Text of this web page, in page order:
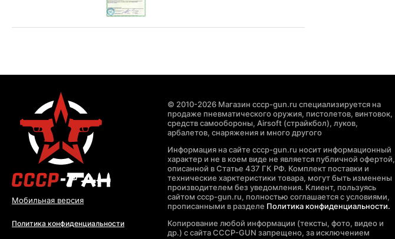
Мобильная версия
Политика конфиденциальности
© 2010-2026 Магазин cccp-gun.ru специализируется на
продаже пневматического оружия, пистолетов, винтовок,
средств самообороны, Airsoft (страйкбол), луков,
арбалетов, снаряжения и много другого
Информация на сайте cccp-gun.ru носит информационный
характер и не в коем виде не является публичной офертой,
описанной в Статье 437 ГК РФ. Комплект поставки и
технические харктеристики товара, могут быть изменены
производителем без уведомления. Клиент, пользуясь
сайтом cccp-gun.ru, полностью соглашается с условиями,
прописанными в разделе Политика конфиденциальности.
Копирование любой информации (тексты, фото, видео и
др.) с сайта CCCP-GUN запрещено, за исключением